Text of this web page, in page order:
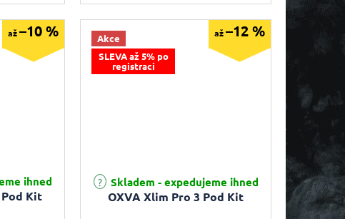
až–10 %
Kit
je 5,0 z 5 hvězdiček.
ihned
Akce
SLEVA až 5% po
registraci
až–12 %
OXVA Xlim Pro 3 Pod Kit
Průměrné hodnocení produktu je 5,0 z 5 hvězdiček.
Skladem - expedujeme ihned